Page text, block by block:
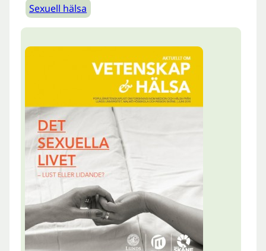
Sexuell hälsa